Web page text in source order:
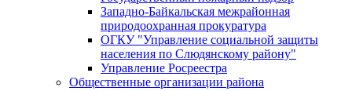
Западно-Байкальская межрайонная
природоохранная прокуратура
ОГКУ "Управление социальной защиты
населения по Слюдянскому району"
Управление Росреестра
Общественные организации района